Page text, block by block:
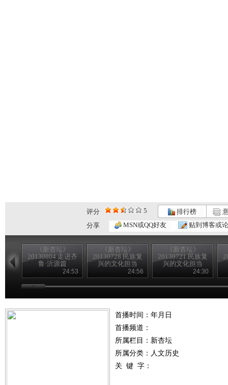
评分 5 排行榜
分享
MSN或QQ好友 贴到博客或
《新杏坛》
20130804 走进齐
鲁·沂源篇
24:53
《新杏坛》
20130728 民族复
兴的文化担当
24:56
《新杏坛》
20130721 民族复
兴的文化担当
24:30
首播时间：年月日
首播频道：
所属栏目： 新杏坛
所属分类：人文历史
关 键 字：